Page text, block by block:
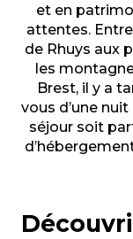
et en
attentes.
de Rhuys aux
les
Brest, il y a
vous d’une
séjour soit